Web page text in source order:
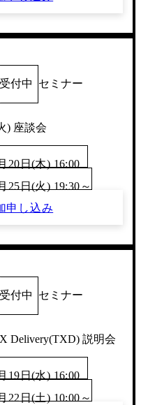
受付中 セミナー
) 座談会
20日(木) 16:00
25日(火) 19:30～
申し込み
受付中 セミナー
Delivery(TXD) 説明会
19日(水) 16:00
22日(土) 10:00～